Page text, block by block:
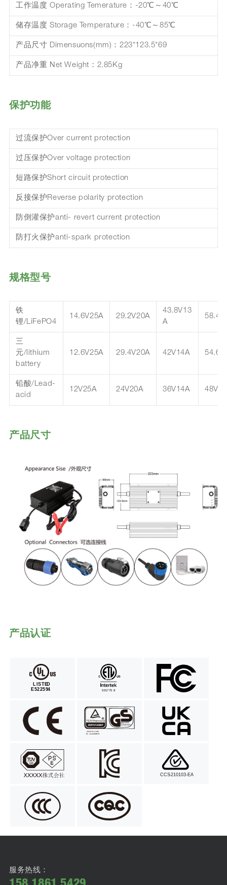
工作温度 Operating Temerature：-20℃～40℃
储存温度 Storage Temperature：-40℃～85℃
产品尺寸 Dimensuons(mm)：223*123.5*69
产品净重 Net Weight：2.85Kg
保护功能
过流保护Over current protection
过压保护Over voltage protection
短路保护Short circuit protection
反接保护Reverse polarity protection
防倒灌保护anti- revert current protection
防打火保护anti-spark protection
规格型号
铁
锂/LiFePO4
14.6V25A 29.2V20A
43.8V13
A
三
元/lithium
battery
12.6V25A 29.4V20A 42V14A
铅酸/Lead-
acid
12V25A 24V20A 36V14A
产品尺寸
产品认证
服务热线：